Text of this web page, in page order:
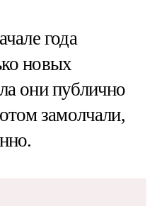
года
новых
они публично
замолчали,